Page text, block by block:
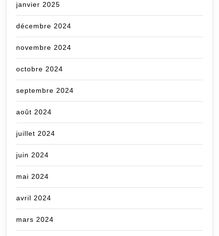
janvier 2025
décembre 2024
novembre 2024
octobre 2024
septembre 2024
août 2024
juillet 2024
juin 2024
mai 2024
avril 2024
mars 2024